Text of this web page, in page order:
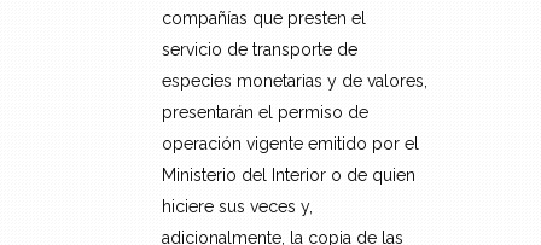
compañías que presten el
servicio de transporte de
especies monetarias y de valores,
presentarán el permiso de
operación vigente emitido por el
Ministerio del Interior o de quien
hiciere sus veces y,
adicionalmente, la copia de las